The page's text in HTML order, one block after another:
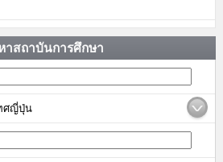
าสถาบันการศึกษา
ศญี่ปุ่น